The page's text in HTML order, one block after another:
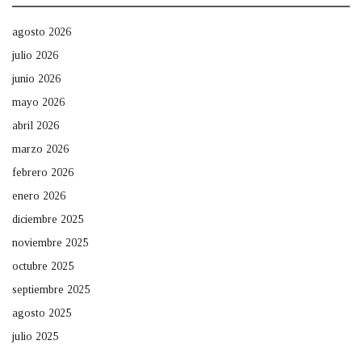
agosto 2026
julio 2026
junio 2026
mayo 2026
abril 2026
marzo 2026
febrero 2026
enero 2026
diciembre 2025
noviembre 2025
octubre 2025
septiembre 2025
agosto 2025
julio 2025